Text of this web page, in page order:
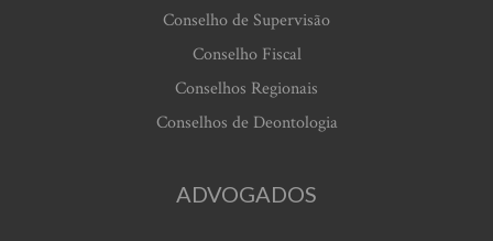
Conselho de Supervisão
Conselho Fiscal
Conselhos Regionais
Conselhos de Deontologia
ADVOGADOS